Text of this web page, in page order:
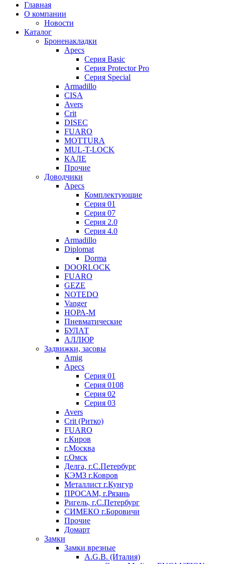
Главная
О компании
Новости
Каталог
Броненакладки
Apecs
Серия Basic
Серия Protector Pro
Серия Special
Armadillo
CISA
Avers
Crit
DISEC
FUARO
MOTTURA
MUL-T-LOCK
КАЛЕ
Прочие
Доводчики
Apecs
Комплектующие
Серия 01
Серия 07
Серия 2.0
Серия 4.0
Armadillo
Diplomat
Dorma
DOORLOCK
FUARO
GEZE
NOTEDO
Vanger
НОРА-М
Пневматические
БУЛАТ
АЛЛЮР
Задвижки, засовы
Amig
Apecs
Серия 01
Серия 0108
Серия 02
Серия 03
Avers
Crit (Ритко)
FUARO
г.Киров
г.Москва
г.Омск
Делга, г.С.Петербург
КЭМЗ г.Ковров
Металлист г.Кунгур
ПРОСАМ, г.Рязань
Ригель, г.С.Петербург
СИМЕКО г.Боровичи
Прочие
Домарт
Замки
Замки врезные
A.G.B. (Италия)